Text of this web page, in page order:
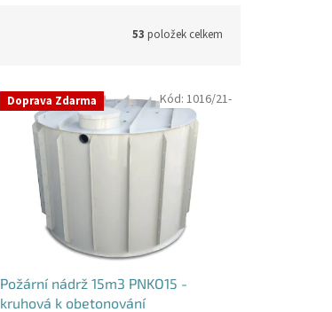
53 položek celkem
Doprava Zdarma
Požární nádrž 15m3 PNKO15 -
kruhová k obetonování
Kód: 1016/21-